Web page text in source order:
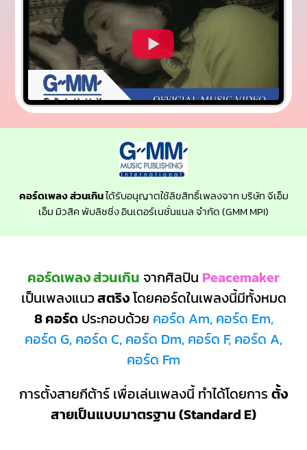
คอร์ดเพลง ส่วนเกินได้รับอนุญาตใช้ลิขสิทธิ์เพลงจาก บริษัท จีเอ็ม
เอ็ม มิวสิค พับลิชชิ่ง อินเตอร์เนชั่นแนล จำกัด (GMM MPI)
คอร์ดเพลง ส่วนเกิน จากศิลปิน Peacemaker
เป็นเพลงแนวสตริงโดยคอร์ดในเพลงนี้มีทั้งหมด
8 คอร์ด ประกอบด้วย คอร์ด Am, คอร์ด Em,
คอร์ด G, คอร์ด C, คอร์ด Dm, คอร์ด F, คอร์ด A,
คอร์ด Fm
การตั้งสายกีต้าร์ เพื่อเล่นเพลงนี้ ทำได้โดยการตั้ง
สายเป็นแบบมาตรฐาน (Standard E)